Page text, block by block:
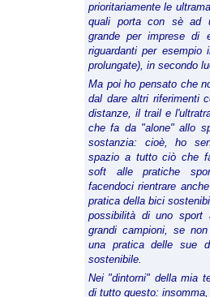
prioritariamente le
quali porta con sè ad
grande per imprese di
riguardanti per
prolungate), in secondo
Ma poi ho pensato che
dal dare altri riferimenti
distanze, il trail e
che fa da "alone" allo
sostanzia: cioè, ho
spazio a tutto ciò che
soft alle pratiche
facendoci rientrare
pratica della bici
possibilità di uno sport
grandi campioni, se
una pratica delle sue
sostenibile.
Nei "dintorni" della mia
di tutto questo: